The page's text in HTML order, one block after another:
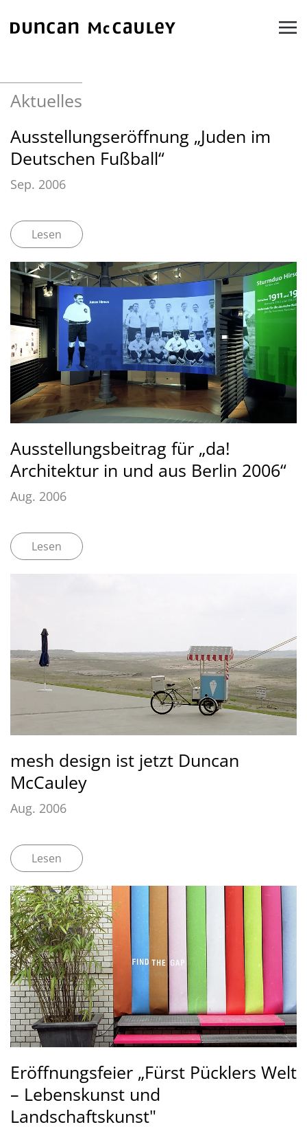
Zum Hauptinhalt springen
Aktuelles
Ausstellungseröffnung „Juden im
Deutschen Fußball“
Sep. 2006
Lesen
Ausstellungsbeitrag für „da!
Architektur in und aus Berlin 2006“
Aug. 2006
Lesen
mesh design ist jetzt Duncan
McCauley
Aug. 2006
Lesen
Eröffnungsfeier „Fürst Pücklers Welt
– Lebenskunst und
Landschaftskunst"